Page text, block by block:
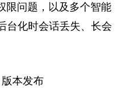
限问题，以及多个智能
台化时会话丢失、长会
版本发布